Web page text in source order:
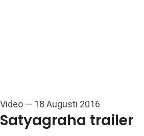
Video — 18 Augusti 2016
Satyagraha trailer